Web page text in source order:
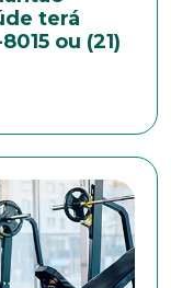
terá
ou (21)